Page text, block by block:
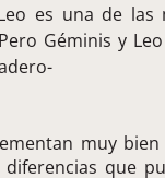
es una de las
Géminis y
muy
que